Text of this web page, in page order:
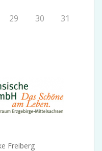
29 30 31